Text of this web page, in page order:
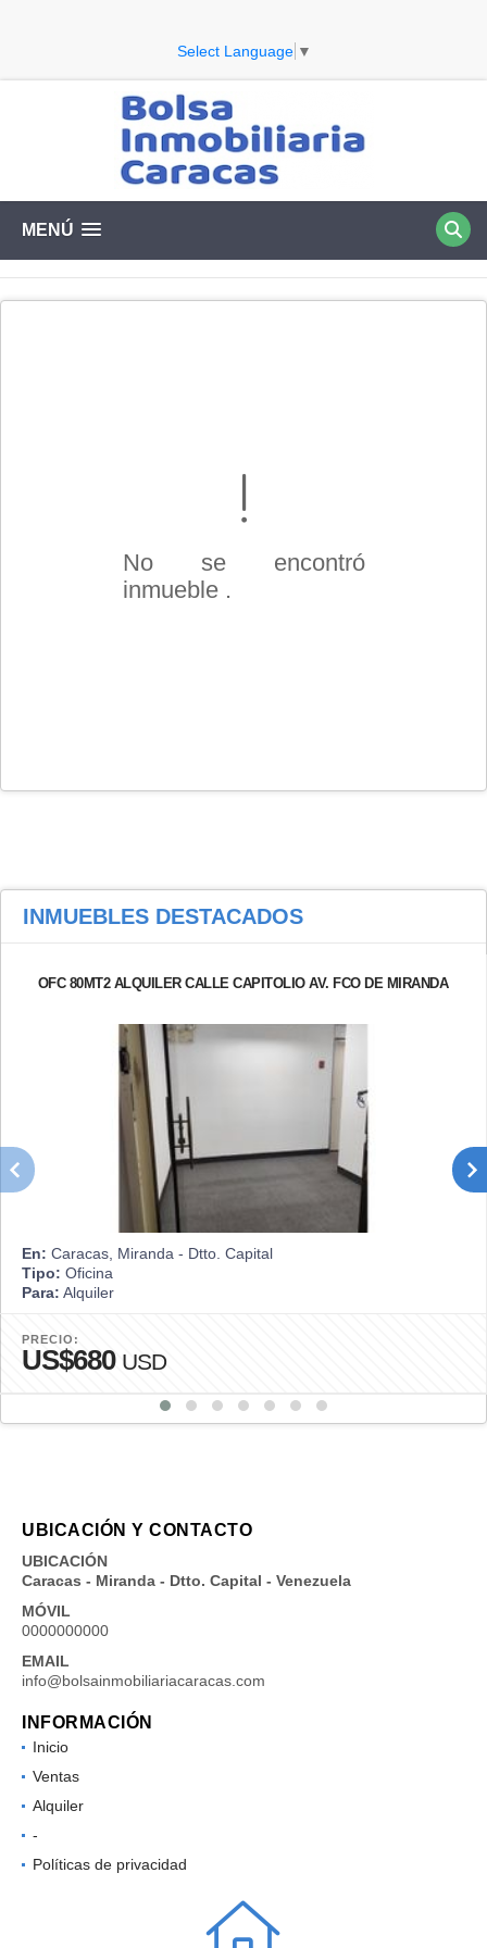
Select Language ▼
MENÚ
No se encontró
inmueble .
INMUEBLES DESTACADOS
OFC 80MT2 ALQUILER CALLE CAPITOLIO AV. FCO DE MIRANDA
En: Caracas, Miranda - Dtto. Capital
Tipo: Oficina
Para: Alquiler
PRECIO:
US$680 USD
UBICACIÓN Y CONTACTO
UBICACIÓN
Caracas - Miranda - Dtto. Capital - Venezuela
MÓVIL
0000000000
EMAIL
info@bolsainmobiliariacaracas.com
INFORMACIÓN
Inicio
Ventas
Alquiler
-
Políticas de privacidad